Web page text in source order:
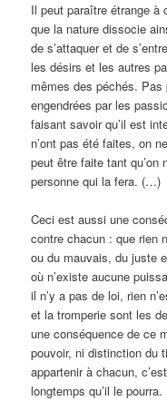
Il peut paraître étrange à
que la nature dissocie
de s’attaquer et de
les désirs et les autres
mêmes des péchés.
engendrées par les
faisant savoir qu’il est
n’ont pas été faites, on
peut être faite tant qu’on
personne qui la fera. (…)
Ceci est aussi une
contre chacun : que rien
ou du mauvais, du juste
où n’existe aucune
il n’y a pas de loi, rien
et la tromperie sont les
une conséquence de ce
pouvoir, ni distinction du
appartenir à chacun,
longtemps qu’il le pourra.